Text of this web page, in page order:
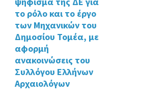
το ρόλο και το έργο
των Μηχανικών του
Δημοσίου Τομέα, με
αφορμή
ανακοινώσεις του
Συλλόγου Ελλήνων
Αρχαιολόγων